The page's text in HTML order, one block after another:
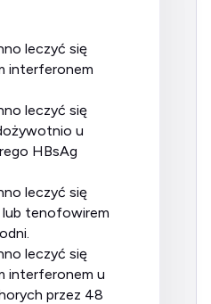
interferonem
u
HBsAg
lub tenofowirem
interferonem u
przez 48